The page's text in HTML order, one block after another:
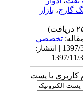
،بازار
تخصصي
دریافت: 1396/10/22 | پذیرش: 1397/3/5 | انتشار:
کاربری یا پست